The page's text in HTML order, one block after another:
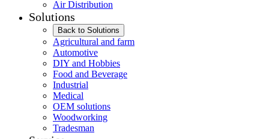
Air Distribution
Solutions
Back to Solutions
Agricultural and farm
Automotive
DIY and Hobbies
Food and Beverage
Industrial
Medical
OEM solutions
Woodworking
Tradesman